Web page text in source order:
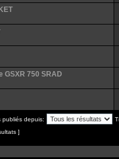
GSXR 750 SRAD
publiés depuis:
]